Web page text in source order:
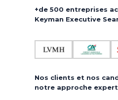
+de 500 entreprises
Keyman Executive
Nos clients et nos
notre approche